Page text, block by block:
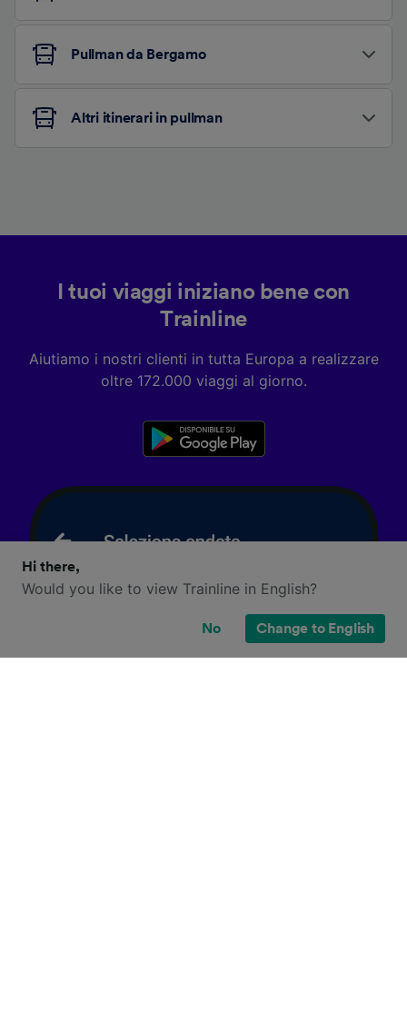
Pullman da Bergamo
Altri itinerari in pullman
I tuoi viaggi iniziano bene con
Trainline
Aiutiamo i nostri clienti in tutta Europa a realizzare
oltre 172.000 viaggi al giorno.
Hi there,
Would you like to view Trainline in English?
No Change to English